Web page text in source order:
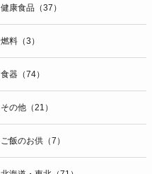
健康食品（37）
燃料（3）
食器（74）
その他（21）
ご飯のお供（7）